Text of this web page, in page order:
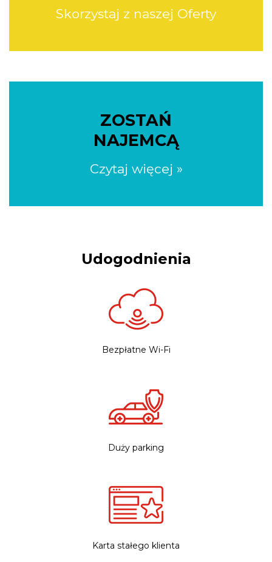
Skorzystaj z naszej Oferty
ZOSTAŃ
NAJEMCĄ
Czytaj więcej »
Udogodnienia
Bezpłatne Wi-Fi
Duży parking
Karta stałego klienta